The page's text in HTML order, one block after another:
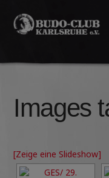
Budo-
Club
e.V.
Images
[Zeige eine Slideshow]